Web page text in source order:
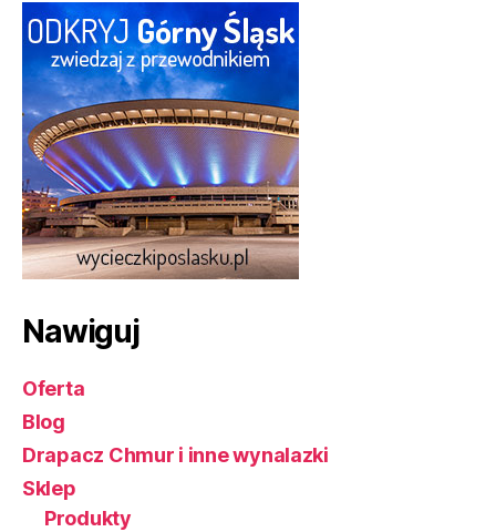
Nawiguj
Oferta
Blog
Drapacz Chmur i inne wynalazki
Sklep
Produkty